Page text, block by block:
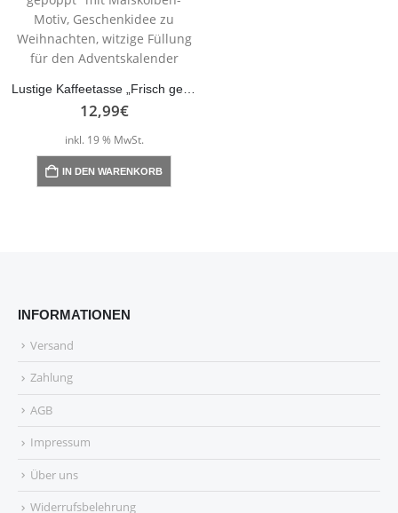
Lustige Kaffeetasse „Frisch gepoppt“ mit Maiskolben-Motiv, Geschenkidee zu Weihnachten, witzige Füllung für den Adventskalender
12,99€
inkl. 19 % MwSt.
IN DEN WARENKORB
INFORMATIONEN
Versand
Zahlung
AGB
Impressum
Über uns
Widerrufsbelehrung